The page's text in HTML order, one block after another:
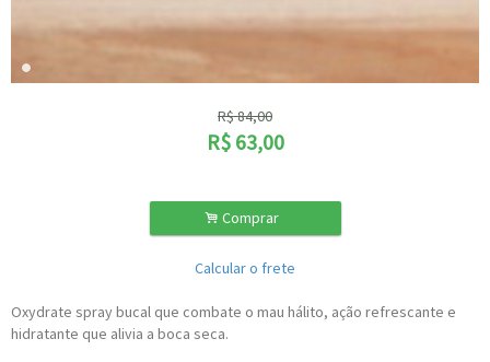
R$84,00
R$ 63,00
. Comprar
Calcular o frete
Oxydrate spray bucal que combate o mau hálito, ação refrescante e
hidratante que alivia a boca seca.